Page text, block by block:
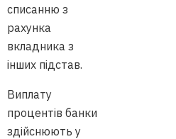
списанню з
рахунка
вкладника з
інших підстав.
Виплату
процентів банки
здійснюють у